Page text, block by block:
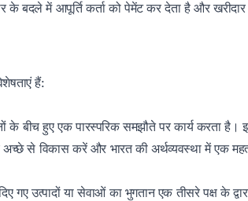
के बदले में आपूर्ति कर्ता को पेमेंट कर देता है और
हैं:
के बीच हुए एक पारस्परिक समझौते पर कार्य करता
से विकास करें और भारत की अर्थव्यवस्था में एक
गए उत्पादों या सेवाओं का भुगतान एक तीसरे पक्ष के